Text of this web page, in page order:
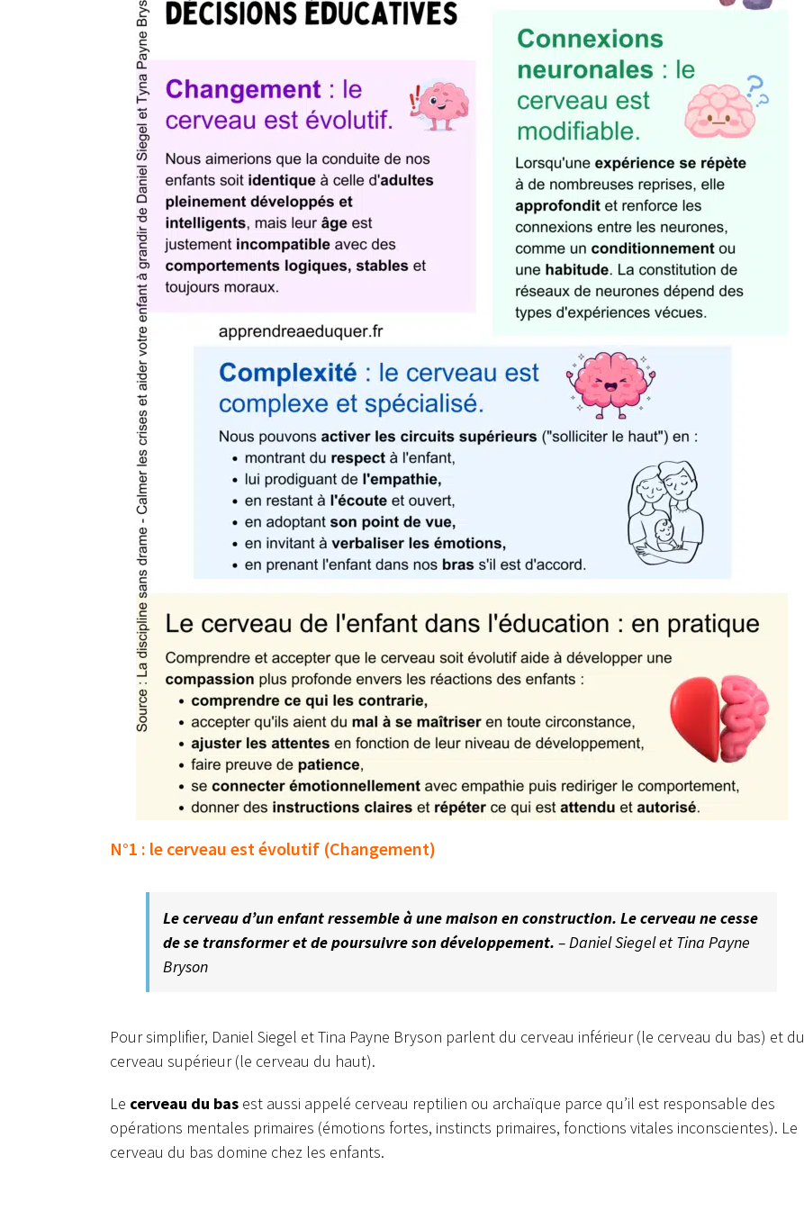
N°1 : le cerveau est évolutif (Changement)
Le cerveau d’un enfant ressemble à une maison en construction. Le cerveau ne cesse
de se transformer et de poursuivre son développement. – Daniel Siegel et Tina Payne
Bryson
Pour simplifier, Daniel Siegel et Tina Payne Bryson parlent du cerveau inférieur (le cerveau du bas) et du
cerveau supérieur (le cerveau du haut).
Le cerveau du bas est aussi appelé cerveau reptilien ou archaïque parce qu’il est responsable des
opérations mentales primaires (émotions fortes, instincts primaires, fonctions vitales inconscientes). Le
cerveau du bas domine chez les enfants.